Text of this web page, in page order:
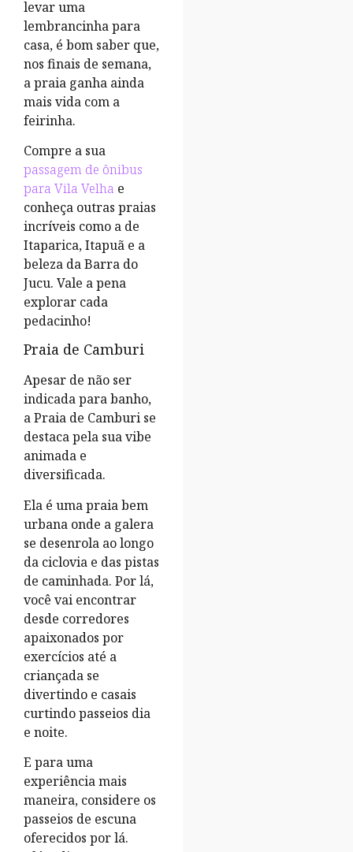
levar uma
lembrancinha para
casa, é bom saber que,
nos finais de semana,
a praia ganha ainda
mais vida com a
feirinha.
Compre a sua
passagem de ônibus
para Vila Velha e
conheça outras praias
incríveis como a de
Itaparica, Itapuã e a
beleza da Barra do
Jucu. Vale a pena
explorar cada
pedacinho!
Praia de Camburi
Apesar de não ser
indicada para banho,
a Praia de Camburi se
destaca pela sua vibe
animada e
diversificada.
Ela é uma praia bem
urbana onde a galera
se desenrola ao longo
da ciclovia e das pistas
de caminhada. Por lá,
você vai encontrar
desde corredores
apaixonados por
exercícios até a
criançada se
divertindo e casais
curtindo passeios dia
e noite.
E para uma
experiência mais
maneira, considere os
passeios de escuna
oferecidos por lá.